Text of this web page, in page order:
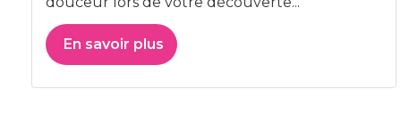
En savoir plus